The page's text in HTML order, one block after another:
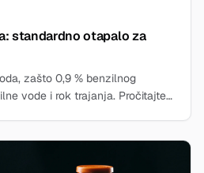
standardno otapalo za
zašto 0,9 % benzilnog
vode i rok trajanja. Pročitajte